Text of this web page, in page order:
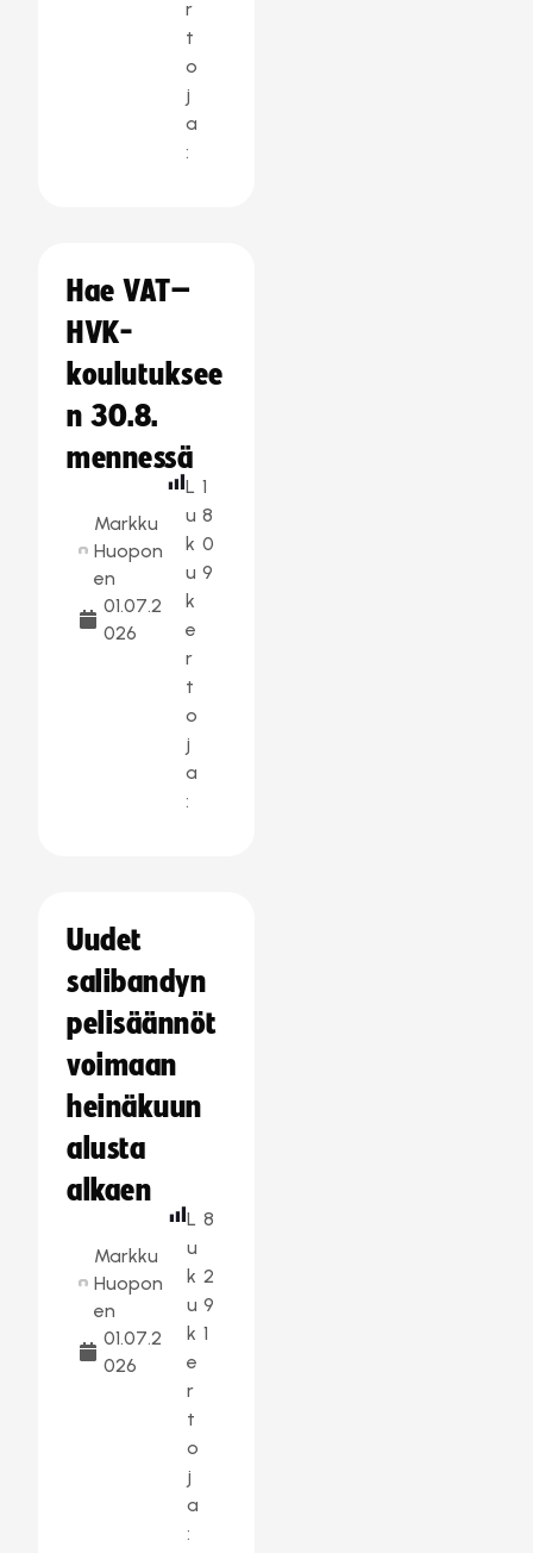
r
t
o
j
a
:
Hae VAT–
HVK-
koulutuksee
n 30.8.
mennessä
Markku
Huopon
en
01.07.2
026
L
u
k
u
k
e
r
t
o
j
a
:
1
8
0
9
Uudet
salibandyn
pelisäännöt
voimaan
heinäkuun
alusta
alkaen
Markku
Huopon
en
01.07.2
026
L
u
k
u
k
e
r
t
o
j
a
:
8
2
9
1